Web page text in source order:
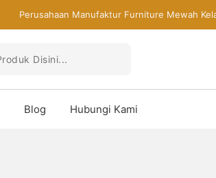
Perusahaan Manufaktur Furniture Mewah
Blog Hubungi Kami